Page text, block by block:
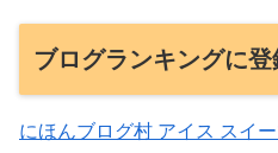
ブログランキングに
にほんブログ村 アイス スイ